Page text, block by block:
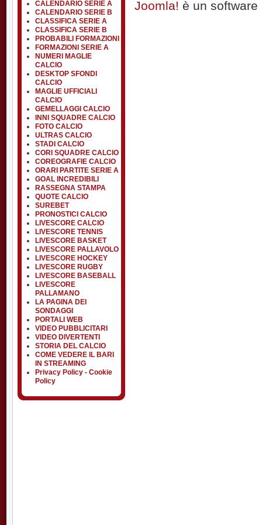
CALENDARIO SERIE A
CALENDARIO SERIE B
CLASSIFICA SERIE A
CLASSIFICA SERIE B
PROBABILI FORMAZIONI
FORMAZIONI SERIE A
NUMERI MAGLIE
CALCIO
DESKTOP SFONDI
CALCIO
MAGLIE UFFICIALI
CALCIO
GEMELLAGGI CALCIO
INNI SQUADRE CALCIO
FOTO CALCIO
ULTRAS CALCIO
STADI CALCIO
CORI SQUADRE CALCIO
COREOGRAFIE CALCIO
ORARI PARTITE SERIE A
GOAL INCREDIBILI
RASSEGNA STAMPA
QUOTE CALCIO
SUREBET
PRONOSTICI CALCIO
LIVESCORE CALCIO
LIVESCORE TENNIS
LIVESCORE BASKET
LIVESCORE PALLAVOLO
LIVESCORE HOCKEY
LIVESCORE RUGBY
LIVESCORE BASEBALL
LIVESCORE
PALLAMANO
LA PAGINA DEI
SONDAGGI
PORTALI WEB
VIDEO PUBBLICITARI
VIDEO DIVERTENTI
STORIA DEL CALCIO
COME VEDERE IL BARI
IN STREAMING
Privacy Policy - Cookie
Policy
Joomla! è un